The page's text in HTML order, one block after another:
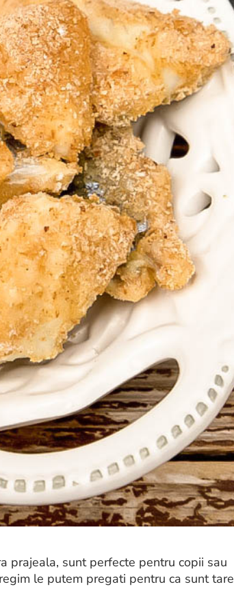
prajeala, sunt perfecte pentru copii sau
le putem pregati pentru ca sunt tare